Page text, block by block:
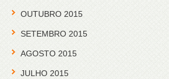
OUTUBRO 2015
SETEMBRO 2015
AGOSTO 2015
JULHO 2015